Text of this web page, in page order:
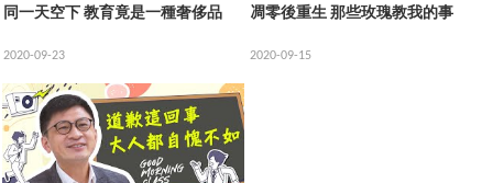
同一天空下 教育竟是一種奢侈品
2020-09-23
凋零後重生 那些玫瑰教我的事
2020-09-15